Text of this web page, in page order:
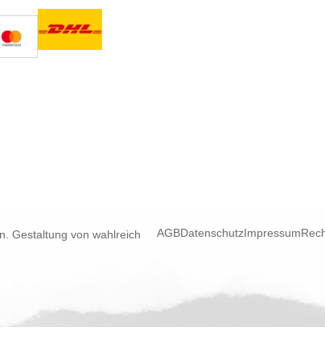
Gestaltung von wahlreich AGBDatenschutzImpressum